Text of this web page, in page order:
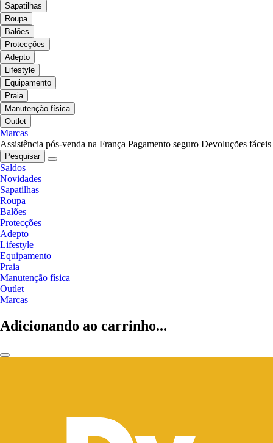
Sapatilhas
Roupa
Balões
Protecções
Adepto
Lifestyle
Equipamento
Praia
Manutenção física
Outlet
Marcas
Assistência pós-venda na França Pagamento seguro Devoluções fáceis
Pesquisar
Saldos
Novidades
Sapatilhas
Roupa
Balões
Protecções
Adepto
Lifestyle
Equipamento
Praia
Manutenção física
Outlet
Marcas
Adicionando ao carrinho...